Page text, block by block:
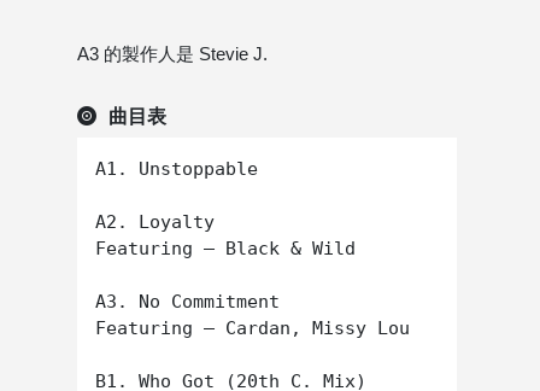
A3 的製作人是 Stevie J.
曲目表
A1. Unstoppable
A2. Loyalty
Featuring – Black & Wild
A3. No Commitment
Featuring – Cardan, Missy Lou
B1. Who Got (20th C. Mix)